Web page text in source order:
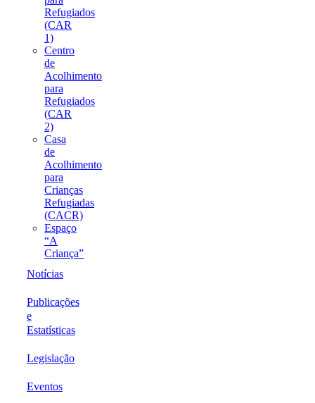
Refugiados
(CAR
1)
Centro
de
Acolhimento
para
Refugiados
(CAR
2)
Casa
de
Acolhimento
para
Crianças
Refugiadas
(CACR)
Espaço
“A
Criança”
Notícias
Publicações
e
Estatísticas
Legislação
Eventos